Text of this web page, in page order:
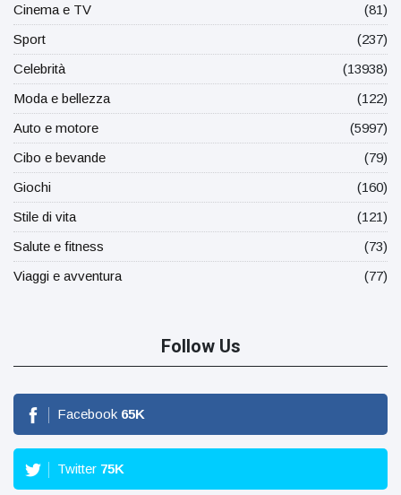
Cinema e TV
(81)
Sport
(237)
Celebrità
(13938)
Moda e bellezza
(122)
Auto e motore
(5997)
Cibo e bevande
(79)
Giochi
(160)
Stile di vita
(121)
Salute e fitness
(73)
Viaggi e avventura
(77)
Follow Us
Facebook 65K
Twitter 75K